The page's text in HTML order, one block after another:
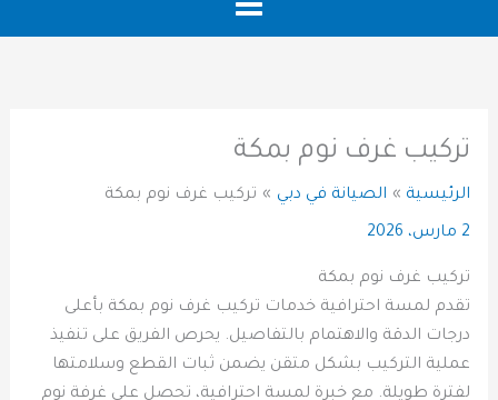
تركيب غرف نوم بمكة
الرئيسية الصيانة في دبي تركيب غرف نوم بمكة
2 مارس، 2026
تركيب غرف نوم بمكة
تقدم لمسة احترافية خدمات تركيب غرف نوم بمكة بأعلى
درجات الدقة والاهتمام بالتفاصيل. يحرص الفريق على تنفيذ
عملية التركيب بشكل متقن يضمن ثبات القطع وسلامتها
لفترة طويلة. مع خبرة لمسة احترافية، تحصل على غرفة نوم